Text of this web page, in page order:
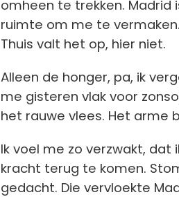
omheen te trekken. Madrid
ruimte om me te
Thuis valt het op, hier niet.
Alleen de honger, pa, ik
me gisteren vlak voor
het rauwe vlees. Het arme
Ik voel me zo verzwakt,
kracht terug te komen.
gedacht. Die vervloekte